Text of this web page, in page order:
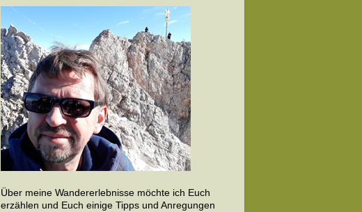
Über meine Wandererlebnisse möchte ich Euch
erzählen und Euch einige Tipps und Anregungen